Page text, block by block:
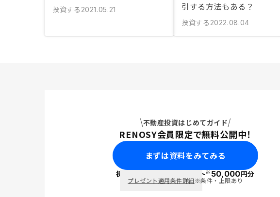
投資する 2021.05.21
引する方法もある？
投資する 2022.08.04
不動産投資はじめてガイド
RENOSY会員限定で無料公開中！
まずは資料をみてみる
初回面談で ポイント※50,000円分
プレゼント適用条件詳細※条件・上限あり